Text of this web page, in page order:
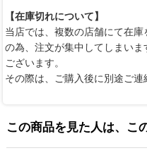
【在庫切れについて】
当店では、複数の店舗にて在
の為、注文が集中してしまい
ございます。
その際は、ご購入後に別途ご連
この商品を見た人は、こ